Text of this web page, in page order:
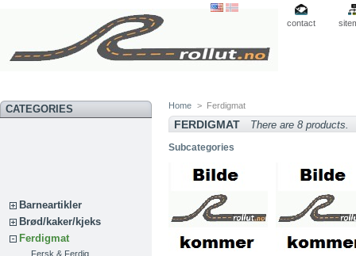
contact
CATEGORIES
Barneartikler
Brød/kaker/kjeks
Ferdigmat
Fersk & Ferdig
Home > Ferdigmat
FERDIGMAT There are 8 products.
Subcategories